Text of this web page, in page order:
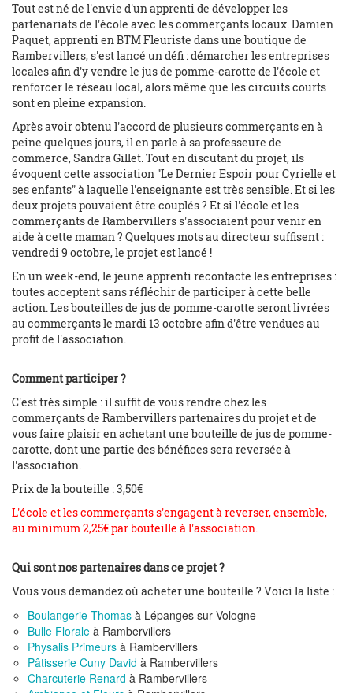
Tout est né de l'envie d'un apprenti de développer les
partenariats de l'école avec les commerçants locaux. Damien
Paquet, apprenti en BTM Fleuriste dans une boutique de
Rambervillers, s'est lancé un défi : démarcher les entreprises
locales afin d'y vendre le jus de pomme-carotte de l'école et
renforcer le réseau local, alors même que les circuits courts
sont en pleine expansion.
Après avoir obtenu l'accord de plusieurs commerçants en à
peine quelques jours, il en parle à sa professeure de
commerce, Sandra Gillet. Tout en discutant du projet, ils
évoquent cette association "Le Dernier Espoir pour Cyrielle et
ses enfants" à laquelle l'enseignante est très sensible. Et si les
deux projets pouvaient être couplés ? Et si l'école et les
commerçants de Rambervillers s'associaient pour venir en
aide à cette maman ? Quelques mots au directeur suffisent :
vendredi 9 octobre, le projet est lancé !
En un week-end, le jeune apprenti recontacte les entreprises :
toutes acceptent sans réfléchir de participer à cette belle
action. Les bouteilles de jus de pomme-carotte seront livrées
au commerçants le mardi 13 octobre afin d'être vendues au
profit de l'association.
Comment participer ?
C'est très simple : il suffit de vous rendre chez les
commerçants de Rambervillers partenaires du projet et de
vous faire plaisir en achetant une bouteille de jus de pomme-
carotte, dont une partie des bénéfices sera reversée à
l'association.
Prix de la bouteille : 3,50€
L'école et les commerçants s'engagent à reverser, ensemble,
au minimum 2,25€ par bouteille à l'association.
Qui sont nos partenaires dans ce projet ?
Vous vous demandez où acheter une bouteille ? Voici la liste :
Boulangerie Thomas à Lépanges sur Vologne
Bulle Florale à Rambervillers
Physalis Primeurs à Rambervillers
Pâtisserie Cuny David à Rambervillers
Charcuterie Renard à Rambervillers